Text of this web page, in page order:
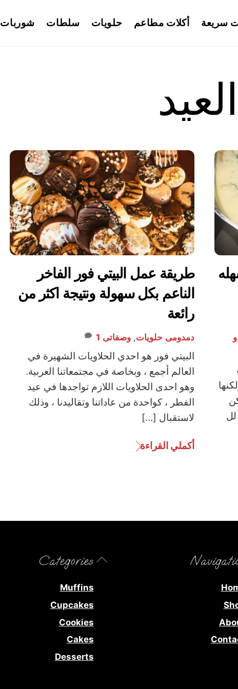
سريعة أكلات مطاعم حلويات سلطات شوربات
طريقة عمل البيتي فور الفاخر
الناعم بكل سهولة ونتيجة اكثر من
رائعة
دمدومى حلويات,وصفاتى 1
البيتي فور هو احدي الحلاويات الشهيرة في
العالم أجمع ، وبخاصة في مجتمعاتنا العربية.
وهو احدى الحلاويات اللازم تواجدها في عيد
الفطر ، كواحدة من عاداتنا وتقاليدنا ، وذلك
لاستقبال […]
أكملي القراءة
Back
Top
Categories
Muffins
Cupcakes
Cookies
Cakes
Desserts